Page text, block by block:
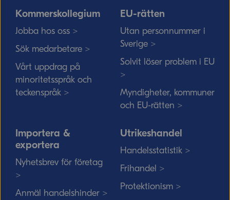
Kommerskollegium
Jobba hos oss >
Sök medarbetare >
Vårt uppdrag på
minoritetsspråk och
teckenspråk >
EU-rätten
Utan personnummer i
Sverige >
Solvit löser problem i EU
>
Myndigheter, kommuner
och EU-rätten >
Importera &
exportera
Nyhetsbrev för företag
>
Anmäl handelshinder >
Utrikeshandel
Handelsstatistik >
Frihandel >
Protektionism >